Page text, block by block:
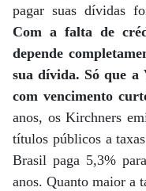
pagar suas dívidas
Com a falta de
depende
sua dívida. Só que a
com vencimento
anos, os Kirchners
títulos públicos a
Brasil paga 5,3%
anos. Quanto maior a